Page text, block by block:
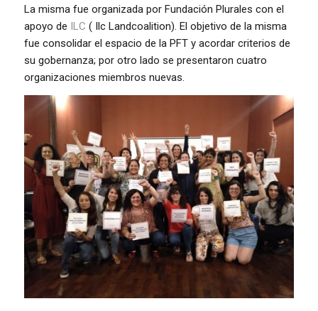
La misma fue organizada por Fundación Plurales con el
apoyo de ILC ( Ilc Landcoalition). El objetivo de la misma
fue consolidar el espacio de la PFT y acordar criterios de
su gobernanza; por otro lado se presentaron cuatro
organizaciones miembros nuevas.